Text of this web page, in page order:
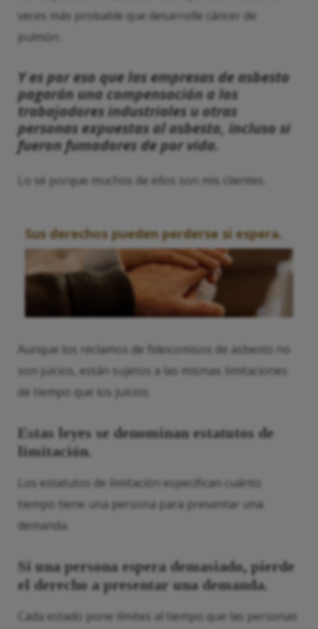
veces más probable que desarrolle cáncer de
pulmón.
Y es por eso que las empresas de asbesto
pagarán una compensación a los
trabajadores industriales u otras
personas expuestas al asbesto, incluso si
fueron fumadores de por vida.
Lo sé porque muchos de ellos son mis clientes.
Sus derechos pueden perderse si espera.
Aunque los reclamos de fideicomisos de asbesto no
son juicios, están sujetos a las mismas limitaciones
de tiempo que los juicios.
Estas leyes se denominan estatutos de
limitación.
Los estatutos de limitación especifican cuánto
tiempo tiene una persona para presentar una
demanda.
Si una persona espera demasiado, pierde
el derecho a presentar una demanda.
Cada estado pone límites al tiempo que las personas